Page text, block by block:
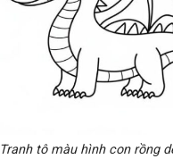
Tranh tô màu hình con rồng